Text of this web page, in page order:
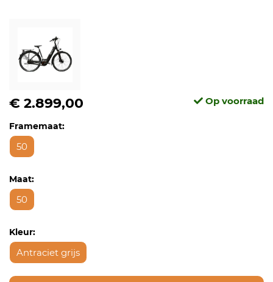
€ 2.899,00 Op voorraad
Framemaat:
50
Maat:
50
Kleur:
Antraciet grijs